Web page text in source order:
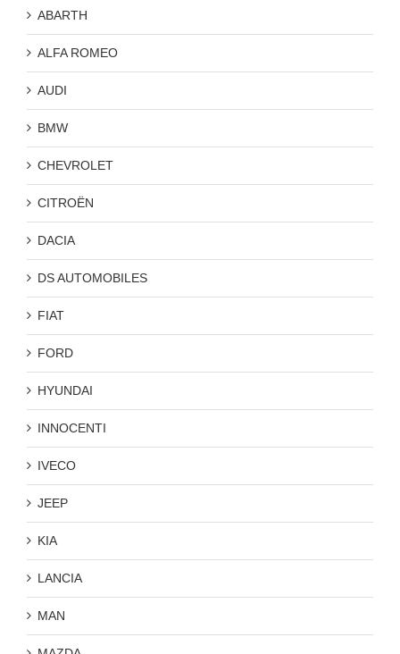
ABARTH
ALFA ROMEO
AUDI
BMW
CHEVROLET
CITROËN
DACIA
DS AUTOMOBILES
FIAT
FORD
HYUNDAI
INNOCENTI
IVECO
JEEP
KIA
LANCIA
MAN